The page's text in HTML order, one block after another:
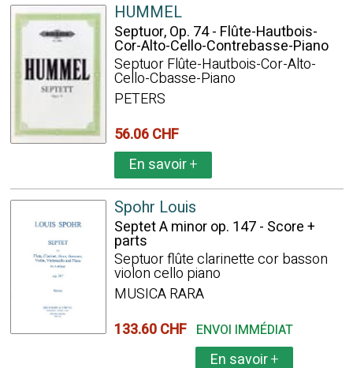
HUMMEL
Septuor, Op. 74 - Flûte-Hautbois-
Cor-Alto-Cello-Contrebasse-Piano
Septuor Flûte-Hautbois-Cor-Alto-
Cello-Cbasse-Piano
PETERS
56.06 CHF
En savoir+
Spohr Louis
Septet A minor op. 147 - Score +
parts
Septuor flûte clarinette cor basson
violon cello piano
MUSICA RARA
133.60 CHF ENVOI IMMÉDIAT
En savoir+